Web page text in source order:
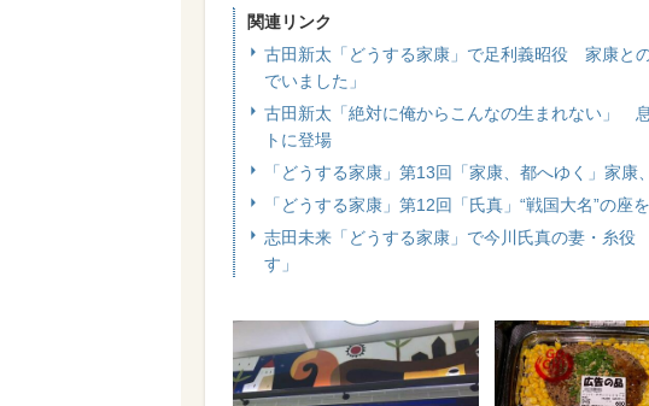
関連リンク
古田新太「どうする家康」で足利義昭役 家康と
でいました」
古田新太「絶対に俺からこんなの生まれない」
トに登場
「どうする家康」第13回「家康、都へゆく」家康
「どうする家康」第12回「氏真」“戦国大名”の座
志田未来「どうする家康」で今川氏真の妻・糸
す」